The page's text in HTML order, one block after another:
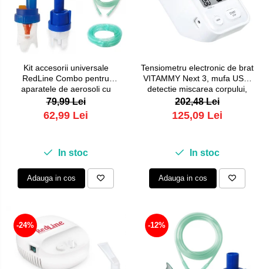
Kit accesorii universale
RedLine Combo pentru
aparatele de aerosoli cu
compresor, 2 pahare de
nebulizare, furtun 6m si 2m
79,99 Lei
62,99 Lei
In stoc
Adauga in cos
Tensiometru electronic de brat
VITAMMY Next 3, mufa USB,
detectie miscarea corpului,
memorare 2 utilizatori,
manseta 22-40 cm, Alb
202,48 Lei
125,09 Lei
In stoc
Adauga in cos
-24% -12%